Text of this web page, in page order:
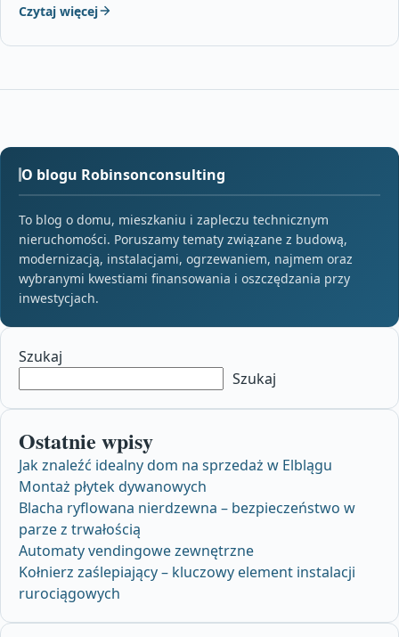
Czytaj więcej
O blogu Robinsonconsulting
To blog o domu, mieszkaniu i zapleczu technicznym
nieruchomości. Poruszamy tematy związane z budową,
modernizacją, instalacjami, ogrzewaniem, najmem oraz
wybranymi kwestiami finansowania i oszczędzania przy
inwestycjach.
Szukaj
Szukaj
Ostatnie wpisy
Jak znaleźć idealny dom na sprzedaż w Elblągu
Montaż płytek dywanowych
Blacha ryflowana nierdzewna – bezpieczeństwo w
parze z trwałością
Automaty vendingowe zewnętrzne
Kołnierz zaślepiający – kluczowy element instalacji
rurociągowych